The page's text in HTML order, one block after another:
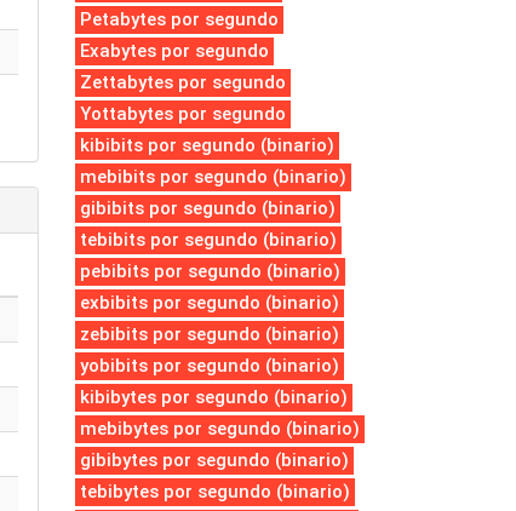
Petabytes por segundo
Exabytes por segundo
Zettabytes por segundo
Yottabytes por segundo
kibibits por segundo (binario)
mebibits por segundo (binario)
gibibits por segundo (binario)
tebibits por segundo (binario)
pebibits por segundo (binario)
exbibits por segundo (binario)
zebibits por segundo (binario)
yobibits por segundo (binario)
kibibytes por segundo (binario)
mebibytes por segundo (binario)
gibibytes por segundo (binario)
tebibytes por segundo (binario)